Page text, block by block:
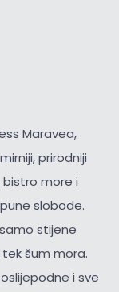
Maravea,
prirodniji
more i
slobode.
stijene
šum mora.
i sve